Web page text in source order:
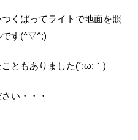
くばってライトで地面を照
です(^▽^;)
ともありました(´;ω;｀)
い・・・